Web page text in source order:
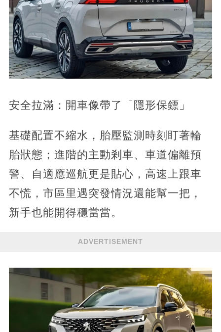
安全拉滿：開車像帶了「隱形保鏢」
基礎配置不縮水，胎壓監測時刻盯著輪
胎狀態；進階的主動剎車、車道偏離預
警、自適應巡航更是貼心，高速上跟車
不慌，市區里遇突發情況還能幫一把，
新手也能開得穩當當。
ADVERTISEMENT